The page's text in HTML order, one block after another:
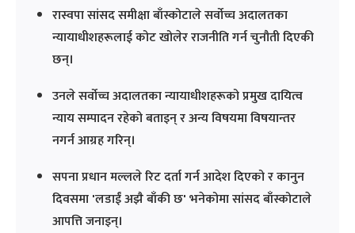
रास्वपा सांसद समीक्षा बाँस्कोटाले सर्वोच्च अदालतका
न्यायाधीशहरूलाई कोट खोलेर राजनीति गर्न चुनौती दिएकी
छन्।
उनले सर्वोच्च अदालतका न्यायाधीशहरूको प्रमुख दायित्व
न्याय सम्पादन रहेको बताइन् र अन्य विषयमा विषयान्तर
नगर्न आग्रह गरिन्।
सपना प्रधान मल्लले रिट दर्ता गर्न आदेश दिएको र कानुन
दिवसमा 'लडाईं अझै बाँकी छ' भनेकोमा सांसद बाँस्कोटाले
आपत्ति जनाइन्।